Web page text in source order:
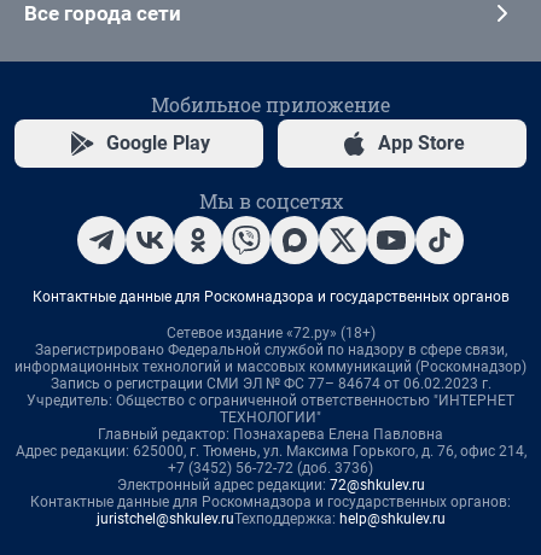
Все города сети
Мобильное приложение
Google Play App Store
Мы в соцсетях
Контактные данные для Роскомнадзора и государственных органов
Сетевое издание «72.ру» (18+)
Зарегистрировано Федеральной службой по надзору в сфере связи,
информационных технологий и массовых коммуникаций (Роскомнадзор)
Запись о регистрации СМИ ЭЛ № ФС 77– 84674 от 06.02.2023 г.
Учредитель: Общество с ограниченной ответственностью "ИНТЕРНЕТ
ТЕХНОЛОГИИ"
Главный редактор: Познахарева Елена Павловна
Адрес редакции: 625000, г. Тюмень, ул. Максима Горького, д. 76, офис 214,
+7 (3452) 56-72-72 (доб. 3736)
Электронный адрес редакции: 72@shkulev.ru
Контактные данные для Роскомнадзора и государственных органов:
juristchel@shkulev.ruТехподдержка: help@shkulev.ru